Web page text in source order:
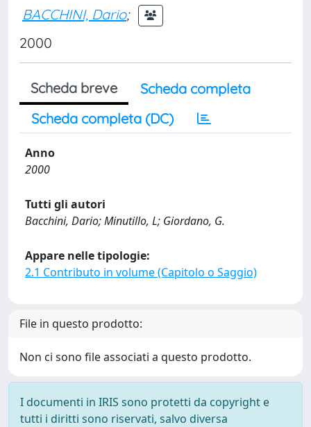
BACCHINI, Dario;
2000
Scheda breve
Scheda completa
Scheda completa (DC)
Anno
2000
Tutti gli autori
Bacchini, Dario; Minutillo, L; Giordano, G.
Appare nelle tipologie:
2.1 Contributo in volume (Capitolo o Saggio)
File in questo prodotto:
Non ci sono file associati a questo prodotto.
I documenti in IRIS sono protetti da copyright e
tutti i diritti sono riservati, salvo diversa